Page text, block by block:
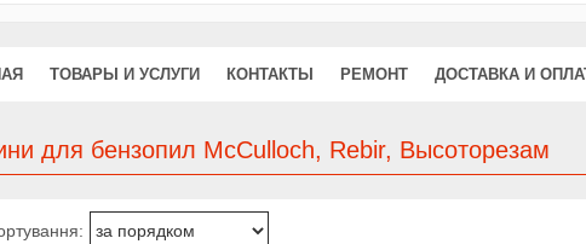
ТОВАРЫ И УСЛУГИ КОНТАКТЫ РЕМОНТ ДОСТАВКА И
для бензопил McCulloch, Rebir, Высоторезам